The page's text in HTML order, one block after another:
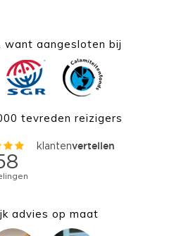
want aangesloten bij
tevreden reizigers
advies op maat